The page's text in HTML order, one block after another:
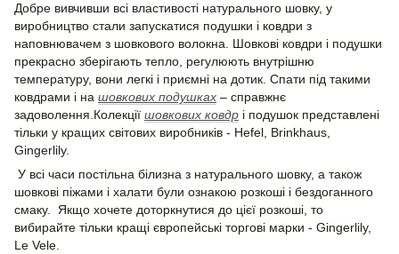
Добре вивчивши всі властивості натурального шовку, у
виробництво стали запускатися подушки і ковдри з
наповнювачем з шовкового волокна. Шовкові ковдри і подушки
прекрасно зберігають тепло, регулюють внутрішню
температуру, вони легкі і приємні на дотик. Спати під такими
ковдрами і на шовкових подушках – справжнє
задоволення.Колекції шовкових ковдр і подушок представлені
тільки у кращих світових виробників - Hefel, Brinkhaus,
Gingerlily.
У всі часи постільна білизна з натурального шовку, а також
шовкові піжами і халати були ознакою розкоші і бездоганного
смаку. Якщо хочете доторкнутися до цієї розкоші, то
вибирайте тільки кращі європейські торгові марки - Gingerlily,
Le Vele.